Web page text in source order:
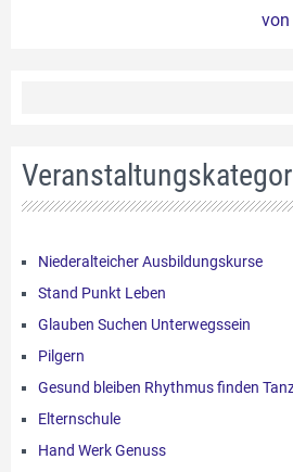
Niederalteicher Ausbildungskurse
Stand Punkt Leben
Glauben Suchen Unterwegssein
Pilgern
Gesund bleiben Rhythmus finden
Elternschule
Hand Werk Genuss